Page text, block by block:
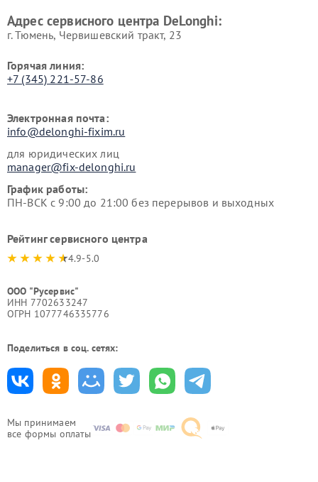
Мы принимаем
все формы оплаты
Адрес сервисного центра DeLonghi:
г. Тюмень, ​Червишевский тракт, 23
Горячая линия:
+7 (345) 221-57-86
Электронная почта:
info@delonghi-fixim.ru
для юридических лиц
manager@fix-delonghi.ru
График работы:
ПН-ВСК с 9:00 до 21:00 без перерывов и выходных
Рейтинг сервисного центра
4.9-5.0
ООО "Русервис"
ИНН 7702633247
ОГРН 1077746335776
Поделиться в соц. сетях: